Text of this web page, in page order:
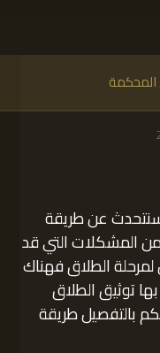
عن طريقة
المشكلات التي قد
الطلاق فهناك
توثيق الطلاق
بالتفصيل طريقة